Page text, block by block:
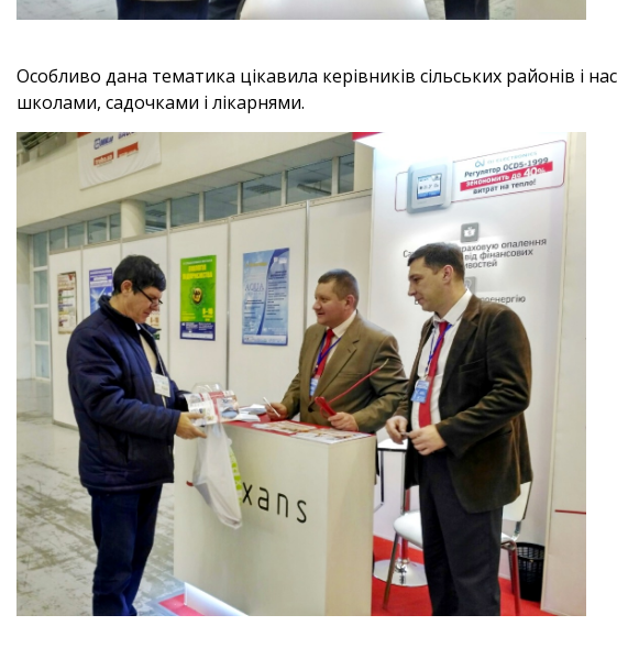
Особливо дана тематика цікавила керівників сільських районів і
школами, садочками і лікарнями.